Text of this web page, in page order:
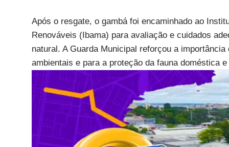
Após o resgate, o gambá foi encaminhado ao
Renováveis (Ibama) para avaliação e cuidados
natural. A Guarda Municipal reforçou a
ambientais e para a proteção da fauna doméstica